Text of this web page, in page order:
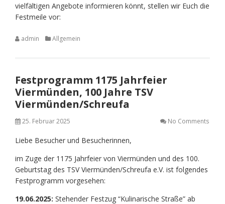
vielfältigen Angebote informieren könnt, stellen wir Euch die
Festmeile vor:
admin Allgemein
Festprogramm 1175 Jahrfeier
Viermünden, 100 Jahre TSV
Viermünden/Schreufa
25. Februar 2025 No Comments
Liebe Besucher und Besucherinnen,
im Zuge der 1175 Jahrfeier von Viermünden und des 100.
Geburtstag des TSV Viermünden/Schreufa e.V. ist folgendes
Festprogramm vorgesehen:
19.06.2025: Stehender Festzug “Kulinarische Straße” ab